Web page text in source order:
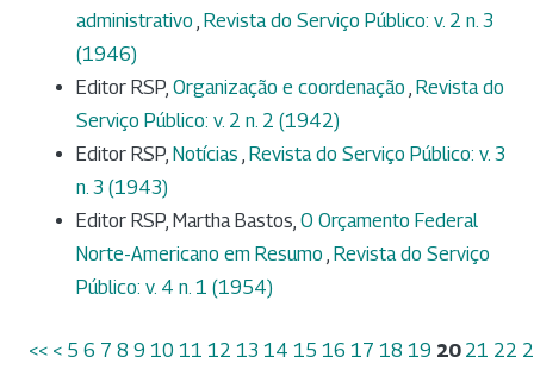
administrativo , Revista do Serviço Público: v. 2 n. 3
(1946)
Editor RSP, Organização e coordenação , Revista do
Serviço Público: v. 2 n. 2 (1942)
Editor RSP, Notícias , Revista do Serviço Público: v. 3
n. 3 (1943)
Editor RSP, Martha Bastos, O Orçamento Federal
Norte-Americano em Resumo , Revista do Serviço
Público: v. 4 n. 1 (1954)
<< < 5 6 7 8 9 10 11 12 13 14 15 16 17 18 19 20 21 22